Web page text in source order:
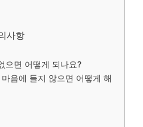
사항
으면 어떻게 되나요?
음에 들지 않으면 어떻게 해